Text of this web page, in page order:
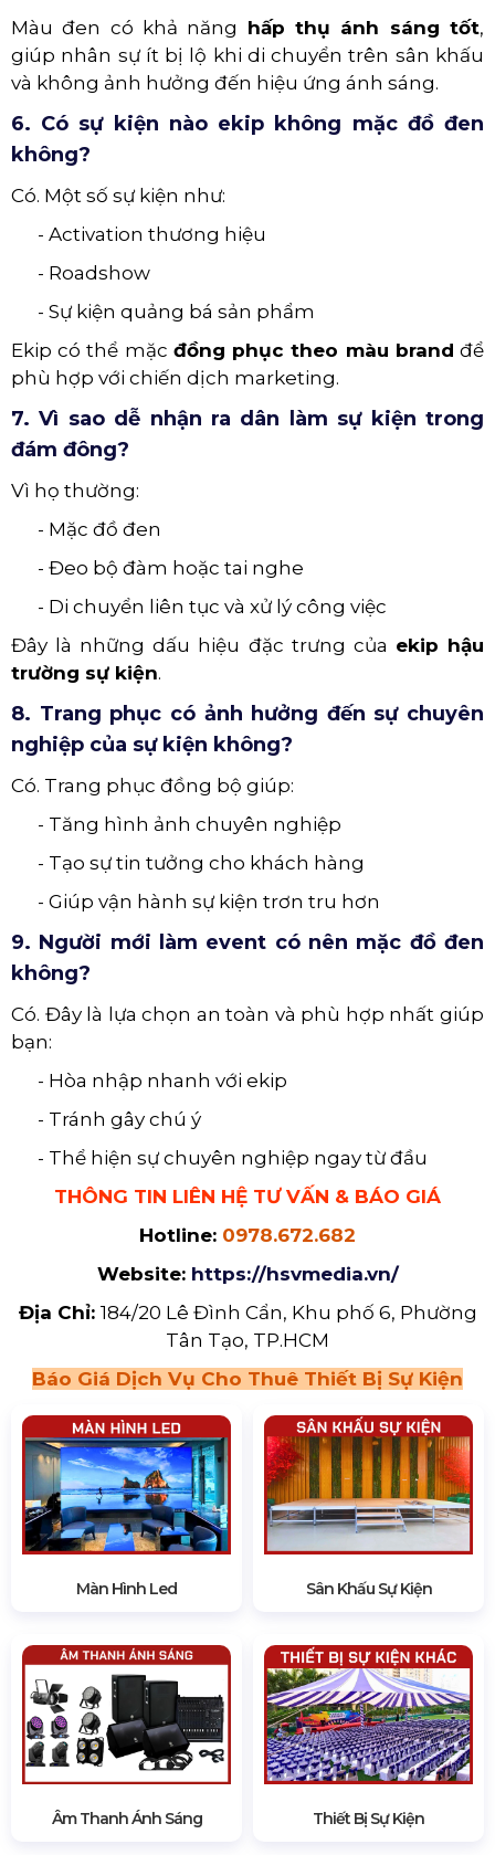
Màu đen có khả năng hấp thụ ánh sáng tốt,
giúp nhân sự ít bị lộ khi di chuyển trên sân khấu
và không ảnh hưởng đến hiệu ứng ánh sáng.
6. Có sự kiện nào ekip không mặc đồ đen
không?
Có. Một số sự kiện như:
- Activation thương hiệu
- Roadshow
- Sự kiện quảng bá sản phẩm
Ekip có thể mặc đồng phục theo màu brand để
phù hợp với chiến dịch marketing.
7. Vì sao dễ nhận ra dân làm sự kiện trong
đám đông?
Vì họ thường:
- Mặc đồ đen
- Đeo bộ đàm hoặc tai nghe
- Di chuyển liên tục và xử lý công việc
Đây là những dấu hiệu đặc trưng của ekip hậu
trường sự kiện.
8. Trang phục có ảnh hưởng đến sự chuyên
nghiệp của sự kiện không?
Có. Trang phục đồng bộ giúp:
- Tăng hình ảnh chuyên nghiệp
- Tạo sự tin tưởng cho khách hàng
- Giúp vận hành sự kiện trơn tru hơn
9. Người mới làm event có nên mặc đồ đen
không?
Có. Đây là lựa chọn an toàn và phù hợp nhất giúp
bạn:
- Hòa nhập nhanh với ekip
- Tránh gây chú ý
- Thể hiện sự chuyên nghiệp ngay từ đầu
THÔNG TIN LIÊN HỆ TƯ VẤN & BÁO GIÁ
Hotline: 0978.672.682
Website: https://hsvmedia.vn/
Địa Chỉ: 184/20 Lê Đình Cẩn, Khu phố 6, Phường
Tân Tạo, TP.HCM
Báo Giá Dịch Vụ Cho Thuê Thiết Bị Sự Kiện
Màn Hình Led Sân Khấu Sự Kiện
Âm Thanh Ánh Sáng Thiết Bị Sự Kiện